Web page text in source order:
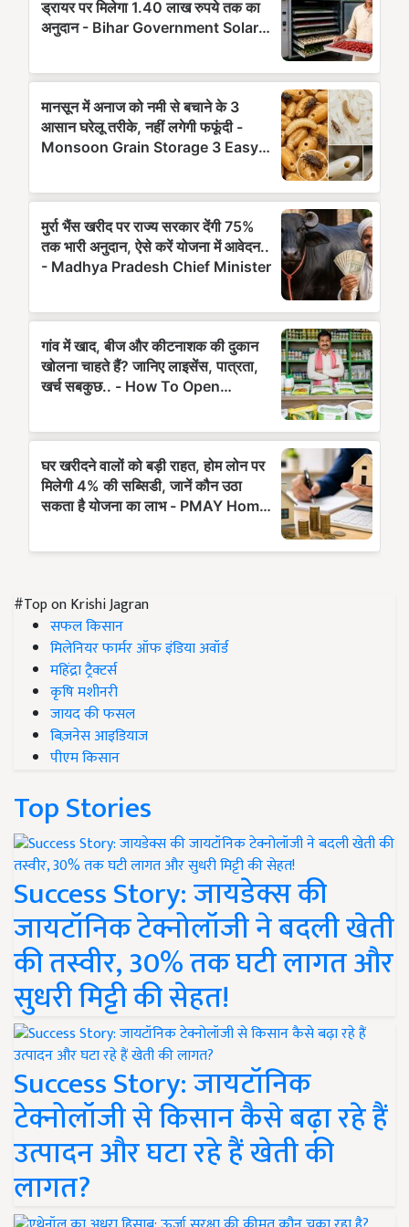
#Top on Krishi Jagran
सफल किसान
मिलेनियर फार्मर ऑफ इंडिया अवॉर्ड
महिंद्रा ट्रैक्टर्स
कृषि मशीनरी
जायद की फसल
बिज़नेस आइडियाज
पीएम किसान
Top Stories
Success Story: जायडेक्स की
जायटॉनिक टेक्नोलॉजी ने बदली खेती
की तस्वीर, 30% तक घटी लागत और
सुधरी मिट्टी की सेहत!
Success Story: जायटॉनिक
टेक्नोलॉजी से किसान कैसे बढ़ा रहे हैं
उत्पादन और घटा रहे हैं खेती की
लागत?